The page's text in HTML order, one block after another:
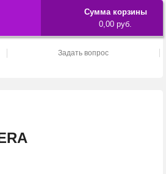
Сумма корзины
0,00 руб.
Задать вопрос